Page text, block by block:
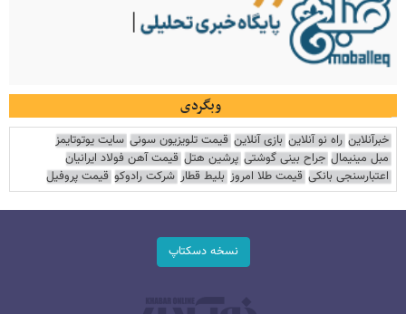
وبگردی
خبرآنلاین راه نو آنلاین بازی آنلاین قیمت تلویزیون سونی سایت یوتوتایمز
مبل مینیمال جراح بینی گوشتی پرشین هتل قیمت آهن فولاد ایرانیان
اعتبارسنجی بانکی قیمت طلا امروز بلیط قطار شرکت رادوکو قیمت پروفیل
نسخه دسکتاپ